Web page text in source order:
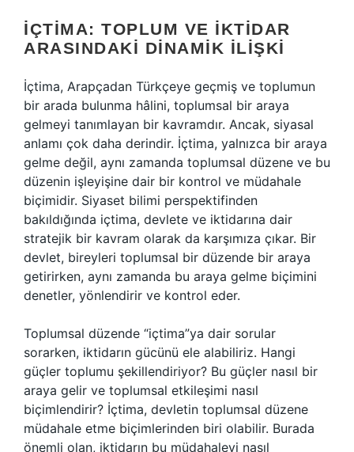
İÇTIMA: TOPLUM VE İKTIDAR
ARASINDAKI DINAMIK İLIŞKI
İçtima, Arapçadan Türkçeye geçmiş ve toplumun
bir arada bulunma hâlini, toplumsal bir araya
gelmeyi tanımlayan bir kavramdır. Ancak, siyasal
anlamı çok daha derindir. İçtima, yalnızca bir araya
gelme değil, aynı zamanda toplumsal düzene ve bu
düzenin işleyişine dair bir kontrol ve müdahale
biçimidir. Siyaset bilimi perspektifinden
bakıldığında içtima, devlete ve iktidarına dair
stratejik bir kavram olarak da karşımıza çıkar. Bir
devlet, bireyleri toplumsal bir düzende bir araya
getirirken, aynı zamanda bu araya gelme biçimini
denetler, yönlendirir ve kontrol eder.
Toplumsal düzende “içtima”ya dair sorular
sorarken, iktidarın gücünü ele alabiliriz. Hangi
güçler toplumu şekillendiriyor? Bu güçler nasıl bir
araya gelir ve toplumsal etkileşimi nasıl
biçimlendirir? İçtima, devletin toplumsal düzene
müdahale etme biçimlerinden biri olabilir. Burada
önemli olan, iktidarın bu müdahaleyi nasıl